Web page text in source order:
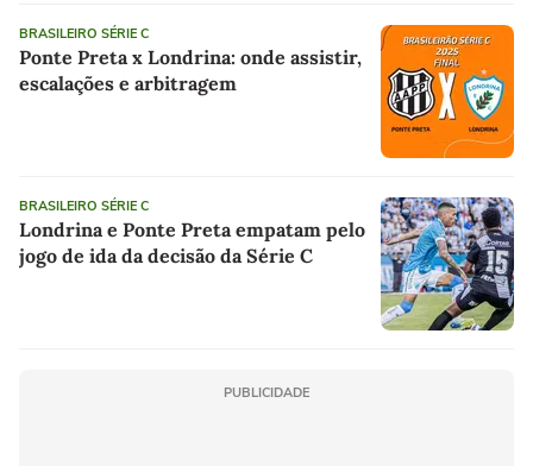
BRASILEIRO SÉRIE C
Ponte Preta x Londrina: onde assistir,
escalações e arbitragem
BRASILEIRO SÉRIE C
Londrina e Ponte Preta empatam pelo
jogo de ida da decisão da Série C
PUBLICIDADE